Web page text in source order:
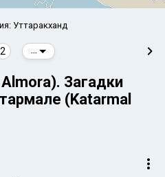
Уттаракханд
2
Загадки
(Katarmal